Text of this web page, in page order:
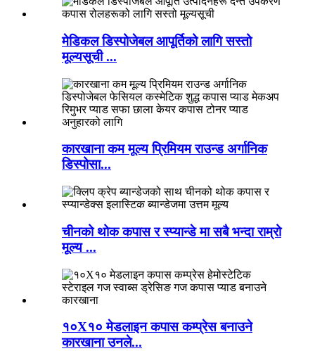
मेडिकल डिस्पोजेबल आपूर्तिको लागि सस्तो
मूल्यसूची ...
कारखाना कम मूल्य प्रिमियम राउन्ड अर्गानिक
डिस्पोसा...
चीनको थोक कपास र स्प्यान्डे मा सबै भन्दा राम्रो
मूल्य ...
१०X१० मेडलाइन कपास कम्प्रेस बनाउने
कारखाना उनले...